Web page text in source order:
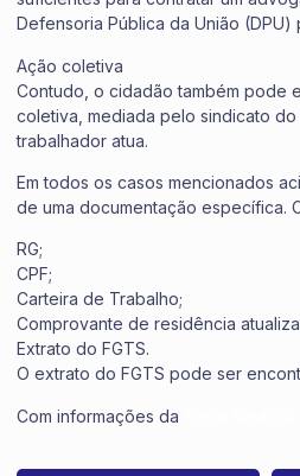
Defensoria Pública da União (DPU)
Ação coletiva
Contudo, o cidadão também pode
coletiva, mediada pelo sindicato
trabalhador atua.
Em todos os casos mencionados
de uma documentação específica.
RG;
CPF;
Carteira de Trabalho;
Comprovante de residência
Extrato do FGTS.
O extrato do FGTS pode ser
Com informações da